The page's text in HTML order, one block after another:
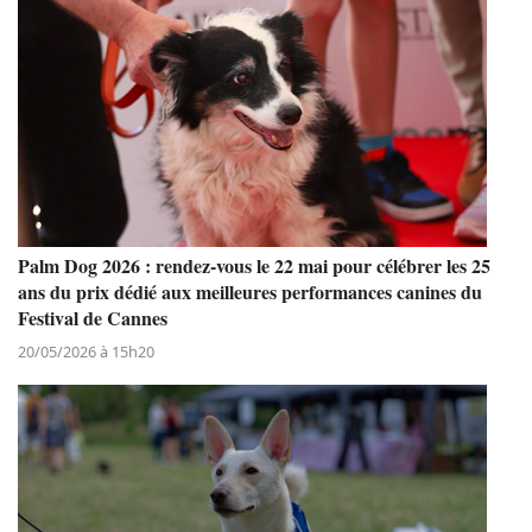
Palm Dog 2026 : rendez-vous le 22 mai pour célébrer les 25
ans du prix dédié aux meilleures performances canines du
Festival de Cannes
20/05/2026 à 15h20